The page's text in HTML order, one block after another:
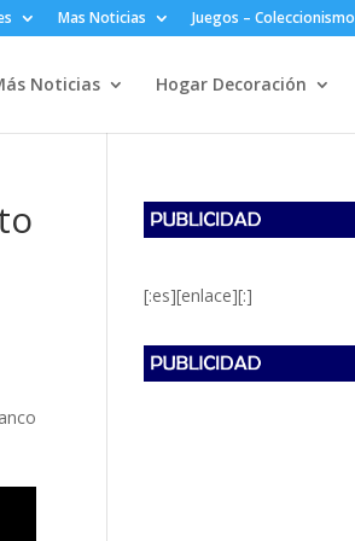
Mas Noticias Juegos – Coleccionismo
Noticias Hogar Decoración
[:es][enlace][:]